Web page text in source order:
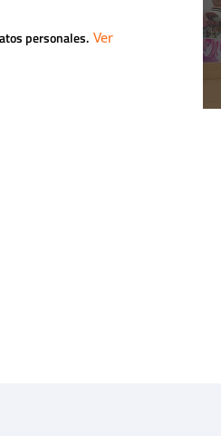
personales.